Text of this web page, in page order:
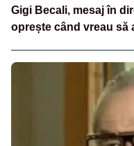
Gigi Becali, mesaj în
oprește când vreau să